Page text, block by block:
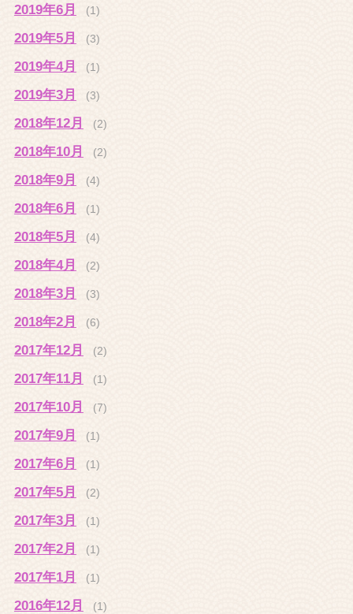
2019年6月 (1)
2019年5月 (3)
2019年4月 (1)
2019年3月 (3)
2018年12月 (2)
2018年10月 (2)
2018年9月 (4)
2018年6月 (1)
2018年5月 (4)
2018年4月 (2)
2018年3月 (3)
2018年2月 (6)
2017年12月 (2)
2017年11月 (1)
2017年10月 (7)
2017年9月 (1)
2017年6月 (1)
2017年5月 (2)
2017年3月 (1)
2017年2月 (1)
2017年1月 (1)
2016年12月 (1)